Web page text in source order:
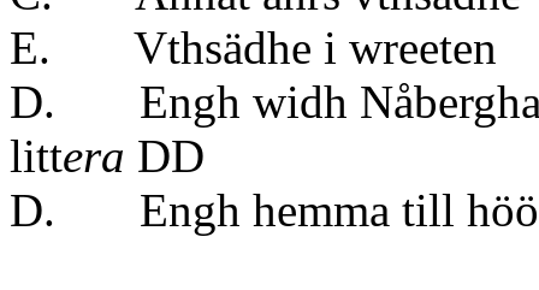
E. Vthsädhe i
D. Engh widh
littera DD
D. Engh